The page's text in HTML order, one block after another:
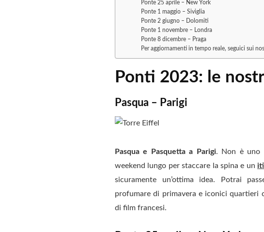
Ponte 25 aprile – New York
Ponte 1 maggio – Siviglia
Ponte 2 giugno – Dolomiti
Ponte 1 novembre – Londra
Ponte 8 dicembre – Praga
Per aggiornamenti in tempo reale, seguici sui
Ponti 2023: le
Pasqua – Parigi
Pasqua e Pasquetta a Parigi. Non è uno
weekend lungo per staccare la spina e un
sicuramente un’ottima idea. Potrai
profumare di primavera e iconici quartieri
di film francesi.